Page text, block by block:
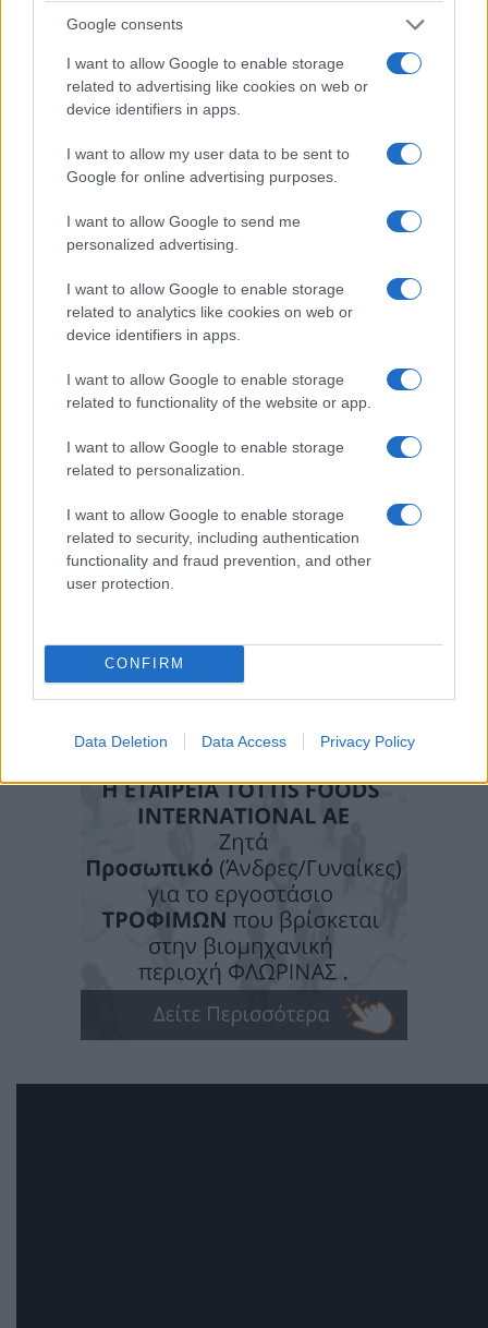
Google consents
I want to allow Google to enable storage
related to advertising like cookies on web or
device identifiers in apps.
I want to allow my user data to be sent to
Google for online advertising purposes.
I want to allow Google to send me
personalized advertising.
I want to allow Google to enable storage
related to analytics like cookies on web or
device identifiers in apps.
I want to allow Google to enable storage
related to functionality of the website or app.
I want to allow Google to enable storage
related to personalization.
I want to allow Google to enable storage
related to security, including authentication
functionality and fraud prevention, and other
user protection.
CONFIRM
Data Deletion Data Access Privacy Policy